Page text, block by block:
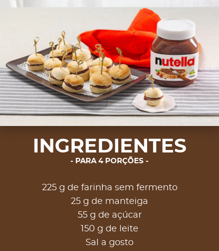
INGREDIENTES
PARA 4 PORÇÕES
225 g de farinha sem fermento
25 g de manteiga
55 g de açúcar
150 g de leite
Sal a gosto